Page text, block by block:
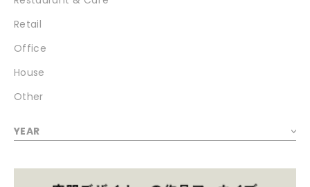
Retail
Office
House
Other
YEAR